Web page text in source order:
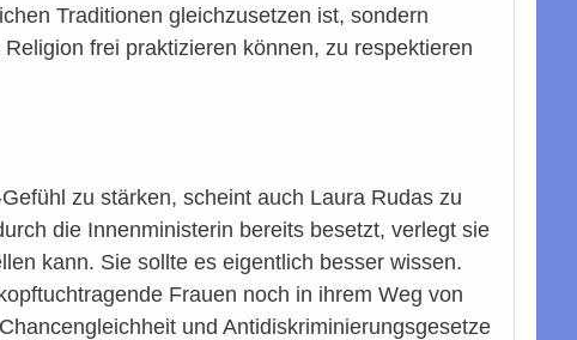
Traditionen gleichzusetzen ist, sondern
frei praktizieren können, zu respektieren
zu stärken, scheint auch Laura Rudas zu
die Innenministerin bereits besetzt, verlegt sie
kann. Sie sollte es eigentlich besser wissen.
Frauen noch in ihrem Weg von
und Antidiskriminierungsgesetze